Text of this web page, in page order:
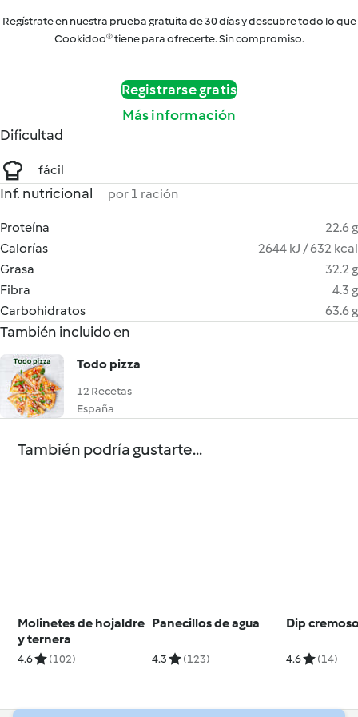
Regístrate en nuestra prueba gratuita de 30 días y descubre todo lo que
Cookidoo® tiene para ofrecerte. Sin compromiso.
Registrarse gratis
Más información
Dificultad
fácil
Inf. nutricional por 1 ración
Proteína
22.6 g
Calorías
2644 kJ / 632 kcal
Grasa
32.2 g
Fibra
4.3 g
Carbohidratos
63.6 g
También incluido en
Todo pizza
12 Recetas
España
También podría gustarte...
Molinetes de hojaldre
y ternera
4.6 (102)
Panecillos de agua
4.3 (123)
Dip
4.6 (14)